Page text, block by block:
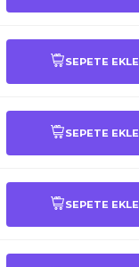
SEPETE EKLE
SEPETE EKLE
SEPETE EKLE